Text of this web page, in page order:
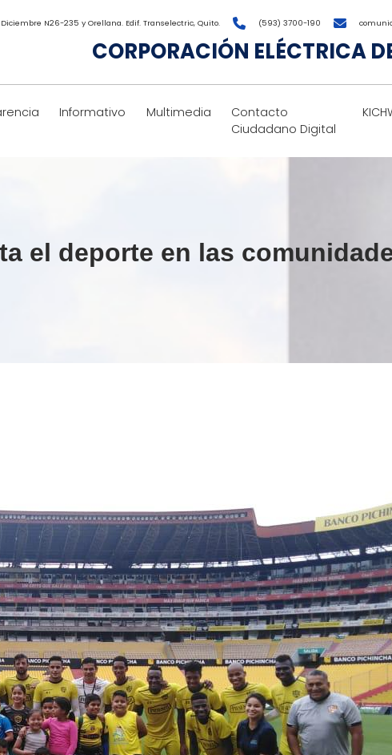
N26-235 y Orellana. Edif. Transelectric, Quito. (593) 3700-190
CORPORACIÓN ELÉCTRICA
Informativo Multimedia
Contacto
Ciudadano Digital
el deporte en las